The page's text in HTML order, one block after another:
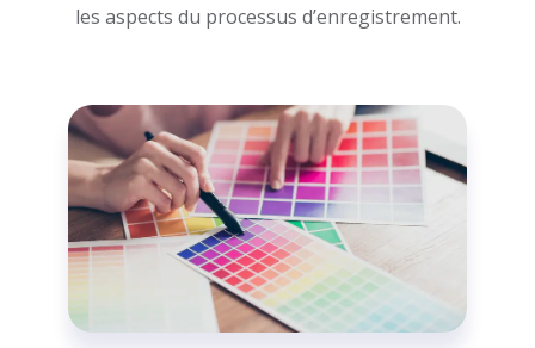
les aspects du processus d’enregistrement.